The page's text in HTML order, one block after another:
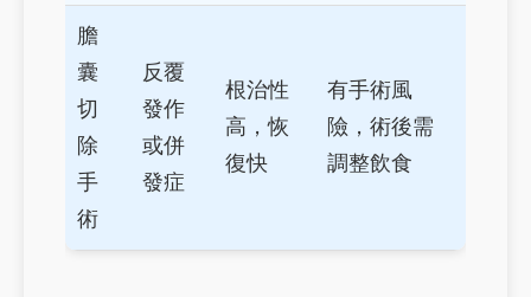
膽
囊
切
除
手
術
反覆
發作
或併
發症
根治性
高，恢
復快
有手術風
險，術後需
調整飲食